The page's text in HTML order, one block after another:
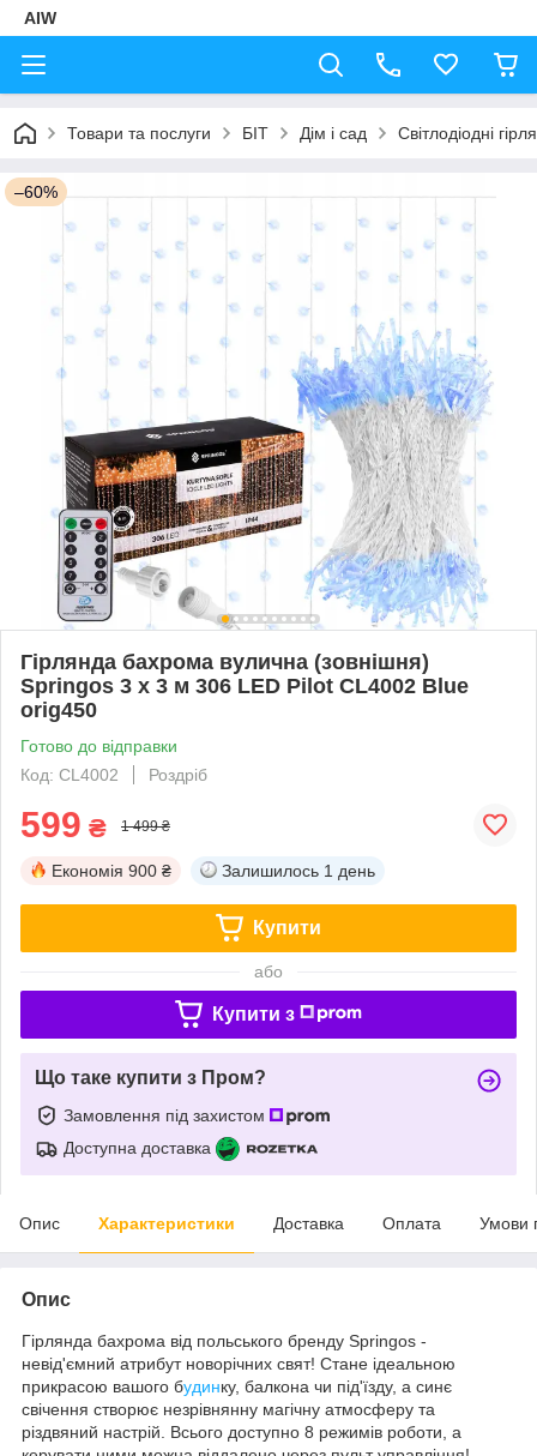
AIW
Товари та послуги БІТ Дім і сад Світлодіодні
–60%
Гірлянда бахрома вулична (зовнішня)
Springos 3 x 3 м 306 LED Pilot CL4002 Blue
orig450
Готово до відправки
Код: CL4002
Роздріб
599 ₴ 1 499 ₴
Економія 900 ₴ Залишилось 1 день
Купити
або
Купити з
Що таке купити з Пром?
Замовлення під захистом
Доступна доставка
Опис Характеристики Доставка Оплата Умови
Опис
Гірлянда бахрома від польського бренду Springos -
невід'ємний атрибут новорічних свят! Стане ідеальною
прикрасою вашого будинку, балкона чи під'їзду, а синє
свічення створює незрівнянну магічну атмосферу та
різдвяний настрій. Всього доступно 8 режимів роботи , а